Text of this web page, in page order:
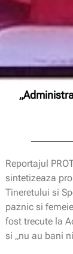
Reportajul
sintetizeaza
Tineretului si
paznic si
fost trecute la
si „nu au bani